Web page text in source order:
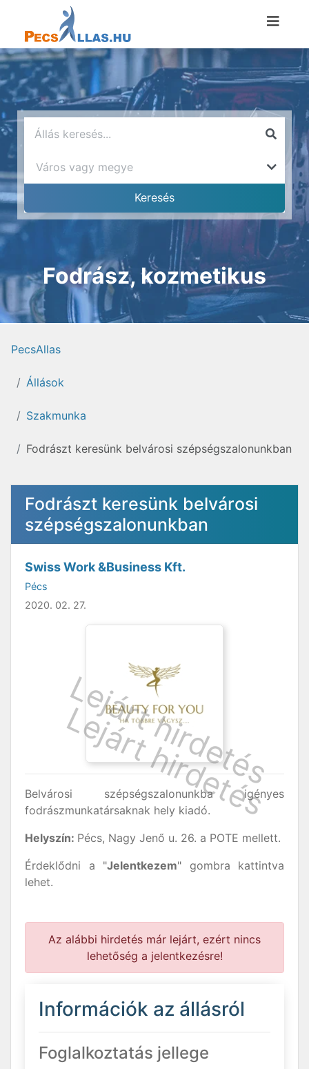
Fodrász, kozmetikus
PecsAllas
Állások
Szakmunka
Fodrászt keresünk belvárosi szépségszalonunkban
Fodrászt keresünk belvárosi
szépségszalonunkban
Swiss Work &Business Kft.
Pécs
2020. 02. 27.
Belvárosi szépségszalonunkba igényes
fodrászmunkatársaknak hely kiadó.
Helyszín: Pécs, Nagy Jenő u. 26. a POTE mellett.
Érdeklődni a "Jelentkezem" gombra kattintva
lehet.
Az alábbi hirdetés már lejárt, ezért nincs
lehetőség a jelentkezésre!
Információk az állásról
Foglalkoztatás jellege